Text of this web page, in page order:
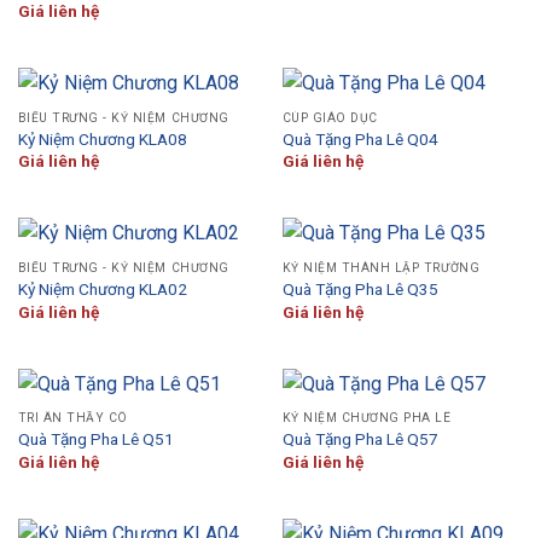
Giá liên hệ
BIỂU TRƯNG - KỶ NIỆM CHƯƠNG
Kỷ Niệm Chương KLA08
Giá liên hệ
CÚP GIÁO DỤC
Quà Tặng Pha Lê Q04
Giá liên hệ
BIỂU TRƯNG - KỶ NIỆM CHƯƠNG
Kỷ Niệm Chương KLA02
Giá liên hệ
KỶ NIỆM THÀNH LẬP TRƯỜNG
Quà Tặng Pha Lê Q35
Giá liên hệ
TRI ÂN THẦY CÔ
Quà Tặng Pha Lê Q51
Giá liên hệ
KỶ NIỆM CHƯƠNG PHA LÊ
Quà Tặng Pha Lê Q57
Giá liên hệ